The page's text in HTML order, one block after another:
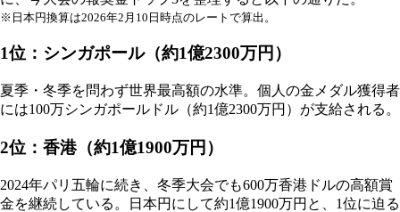
※日本円換算は2026年2月10日時点のレートで算出。
1位：シンガポール（約1億2300万円）
夏季・冬季を問わず世界最高額の水準。個人の金メダル獲得者
には100万シンガポールドル（約1億2300万円）が支給される。
2位：香港（約1億1900万円）
2024年パリ五輪に続き、冬季大会でも600万香港ドルの高額賞
金を継続している。日本円にして約1億1900万円と、1位に迫る